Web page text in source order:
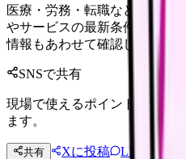
医療・労務・転職など判断に
やサービスの最新条件は公的
情報もあわせて確認してくださ
SNSで共有
現場で使えるポイントを、同
ます。
共有 Xに投稿 LINE
投